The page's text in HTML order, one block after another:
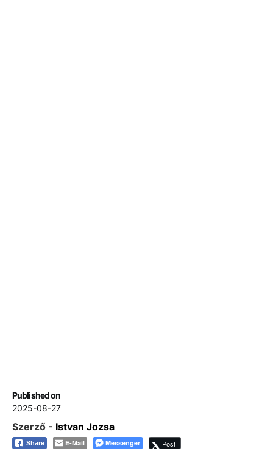
Published on
2025-08-27
Szerző - Istvan Jozsa
Share E-Mail Messenger Post